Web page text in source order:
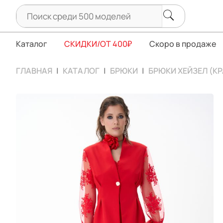
Каталог СКИДКИ/ОТ 400₽ Скоро в продаже
ГЛАВНАЯ КАТАЛОГ БРЮКИ БРЮКИ ХЕЙЗЕЛ